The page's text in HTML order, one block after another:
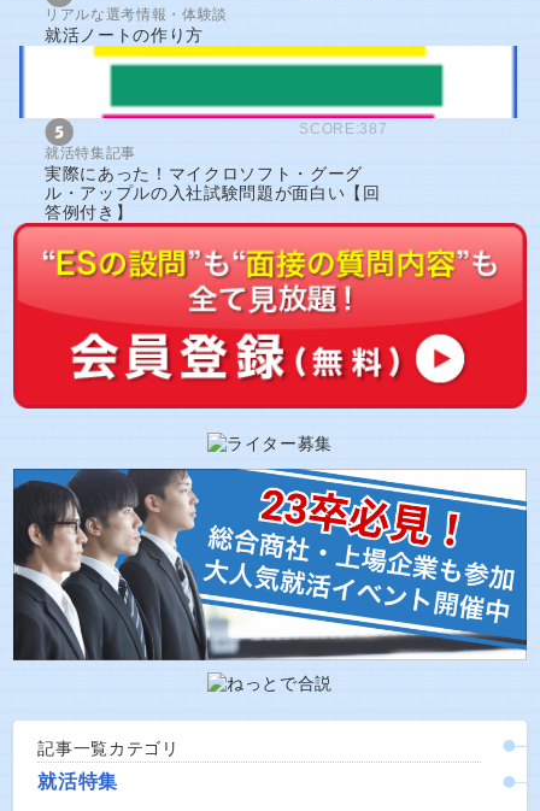
リアルな選考情報・体験談
就活ノートの作り方
SCORE:387
就活特集記事
実際にあった！マイクロソフト・グーグ
ル・アップルの入社試験問題が面白い【回
答例付き】
記事一覧カテゴリ
就活特集